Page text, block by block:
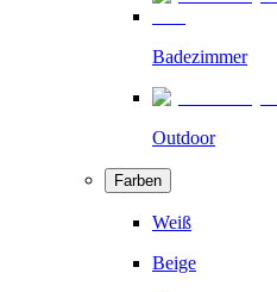
Badezimmer
Outdoor
Farben
Weiß
Beige